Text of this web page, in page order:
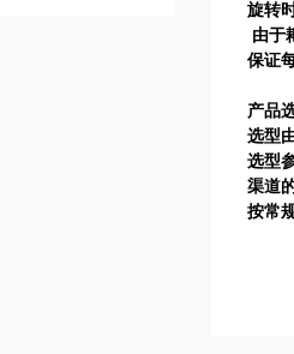
旋转
由于
保证
产品
选型
选型
渠道
按常